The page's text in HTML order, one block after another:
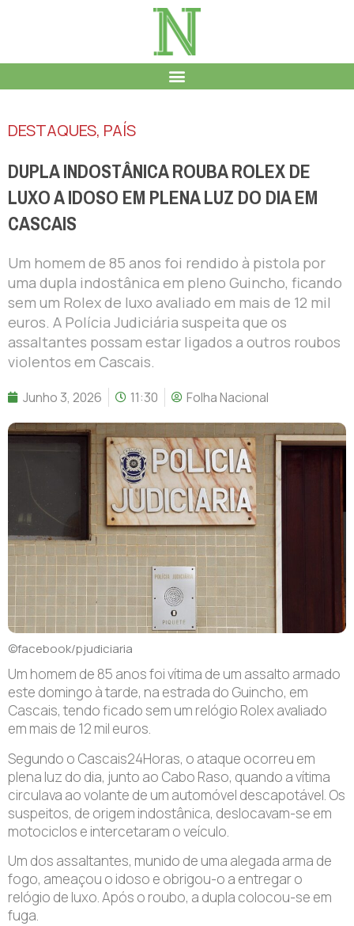
DESTAQUES, PAÍS
DUPLA INDOSTÂNICA ROUBA ROLEX DE
LUXO A IDOSO EM PLENA LUZ DO DIA EM
CASCAIS
Um homem de 85 anos foi rendido à pistola por
uma dupla indostânica em pleno Guincho, ficando
sem um Rolex de luxo avaliado em mais de 12 mil
euros. A Polícia Judiciária suspeita que os
assaltantes possam estar ligados a outros roubos
violentos em Cascais.
Junho 3, 2026 11:30 Folha Nacional
©facebook/pjudiciaria
Um homem de 85 anos foi vítima de um assalto armado
este domingo à tarde, na estrada do Guincho, em
Cascais, tendo ficado sem um relógio Rolex avaliado
em mais de 12 mil euros.
Segundo o Cascais24Horas, o ataque ocorreu em
plena luz do dia, junto ao Cabo Raso, quando a vítima
circulava ao volante de um automóvel descapotável. Os
suspeitos, de origem indostânica, deslocavam-se em
motociclos e intercetaram o veículo.
Um dos assaltantes, munido de uma alegada arma de
fogo, ameaçou o idoso e obrigou-o a entregar o
relógio de luxo. Após o roubo, a dupla colocou-se em
fuga.